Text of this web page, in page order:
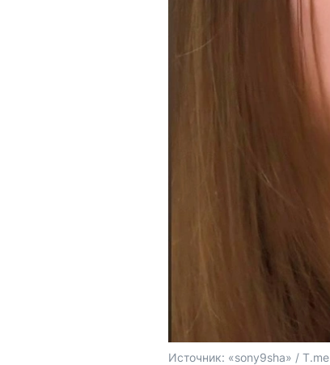
Источник: «sony9sha» / T.me